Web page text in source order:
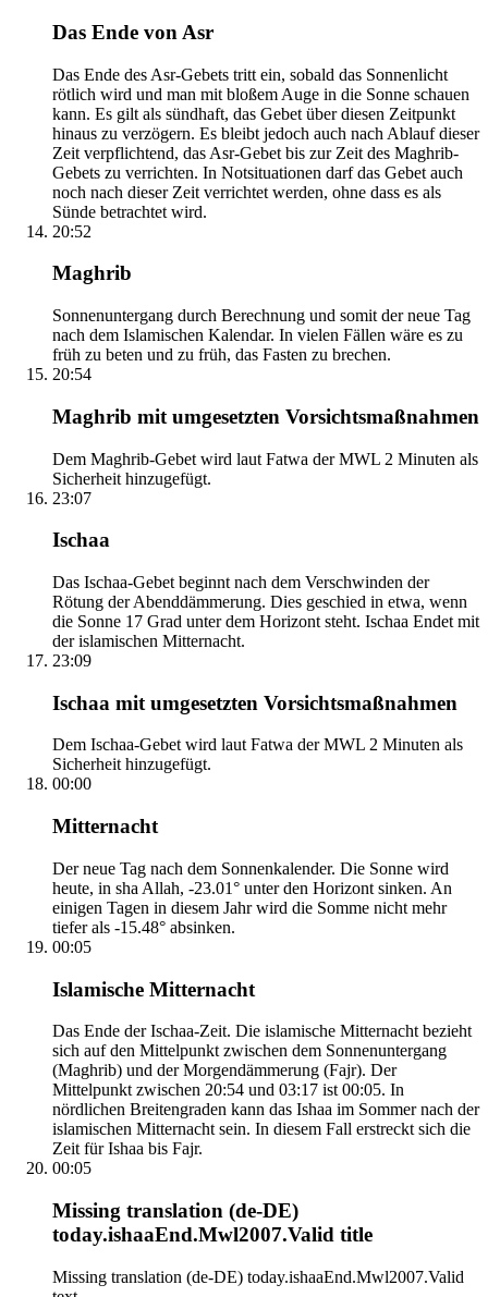
Das Ende von Asr
Das Ende des Asr-Gebets tritt ein, sobald das Sonnenlicht
rötlich wird und man mit bloßem Auge in die Sonne schauen
kann. Es gilt als sündhaft, das Gebet über diesen Zeitpunkt
hinaus zu verzögern. Es bleibt jedoch auch nach Ablauf dieser
Zeit verpflichtend, das Asr-Gebet bis zur Zeit des Maghrib-
Gebets zu verrichten. In Notsituationen darf das Gebet auch
noch nach dieser Zeit verrichtet werden, ohne dass es als
Sünde betrachtet wird.
20:52
Maghrib
Sonnenuntergang durch Berechnung und somit der neue Tag
nach dem Islamischen Kalendar. In vielen Fällen wäre es zu
früh zu beten und zu früh, das Fasten zu brechen.
20:54
Maghrib mit umgesetzten Vorsichtsmaßnahmen
Dem Maghrib-Gebet wird laut Fatwa der MWL 2 Minuten als
Sicherheit hinzugefügt.
23:07
Ischaa
Das Ischaa-Gebet beginnt nach dem Verschwinden der
Rötung der Abenddämmerung. Dies geschied in etwa, wenn
die Sonne 17 Grad unter dem Horizont steht. Ischaa Endet mit
der islamischen Mitternacht.
23:09
Ischaa mit umgesetzten Vorsichtsmaßnahmen
Dem Ischaa-Gebet wird laut Fatwa der MWL 2 Minuten als
Sicherheit hinzugefügt.
00:00
Mitternacht
Der neue Tag nach dem Sonnenkalender. Die Sonne wird
heute, in sha Allah, -23.01° unter den Horizont sinken. An
einigen Tagen in diesem Jahr wird die Somme nicht mehr
tiefer als -15.48° absinken.
00:05
Islamische Mitternacht
Das Ende der Ischaa-Zeit. Die islamische Mitternacht bezieht
sich auf den Mittelpunkt zwischen dem Sonnenuntergang
(Maghrib) und der Morgendämmerung (Fajr). Der
Mittelpunkt zwischen 20:54 und 03:17 ist 00:05. In
nördlichen Breitengraden kann das Ishaa im Sommer nach der
islamischen Mitternacht sein. In diesem Fall erstreckt sich die
Zeit für Ishaa bis Fajr.
00:05
Missing translation (de-DE)
today.ishaaEnd.Mwl2007.Valid title
Missing translation (de-DE) today.ishaaEnd.Mwl2007.Valid